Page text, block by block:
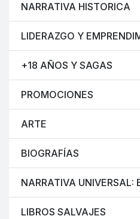
NARRATIVA HISTORICA
LIDERAZGO Y
+18 AÑOS Y SAGAS
PROMOCIONES
ARTE
BIOGRAFÍAS
NARRATIVA UNIVERSAL:
LIBROS SALVAJES